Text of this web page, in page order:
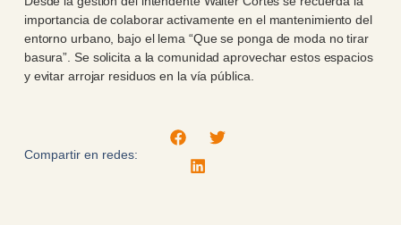
importancia de colaborar activamente en el mantenimiento del
entorno urbano, bajo el lema “Que se ponga de moda no tirar
basura”. Se solicita a la comunidad aprovechar estos espacios
y evitar arrojar residuos en la vía pública.
Compartir en redes: